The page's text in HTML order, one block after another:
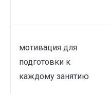
мотивация для
подготовки к
каждому занятию